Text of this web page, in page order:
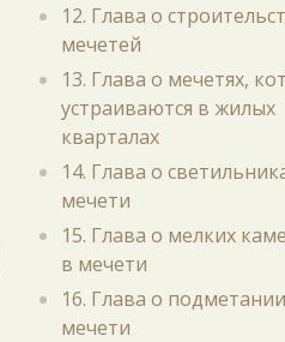
12. Глава о
мечетей
13. Глава о мечетях,
устраиваются в жилых
кварталах
14. Глава о
мечети
15. Глава о мелких
в мечети
16. Глава о
мечети